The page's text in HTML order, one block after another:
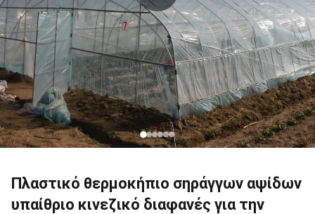
Πλαστικό θερμοκήπιο σηράγγων αψίδων
υπαίθριο κινεζικό διαφανές για την